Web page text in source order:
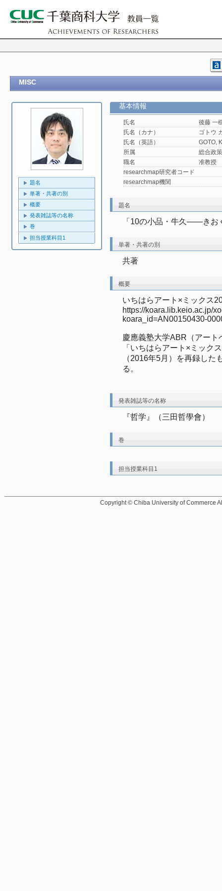
MISC
題名
単著・共著の別
概要
発表雑誌等の名称
巻
担当授業科目1
基本情報
氏名
後藤 一
氏名（カナ）
ゴトウ
氏名（英語）
GOTO,
所属
総合政
職名
准教授
researchmap研究者コード
researchmap機関
題名
「10の小品・牛久――きお
単著・共著の別
共著
概要
いちはらアート×ミックス
https://koara.lib.keio.ac.jp/
koara_id=AN00150430-
慶應義塾大学ABR（アー
「いちはらアート×ミック
（2016年5月）を再録した
る
発表雑誌等の名称
『哲学』（三田哲學會）
巻
担当授業科目1